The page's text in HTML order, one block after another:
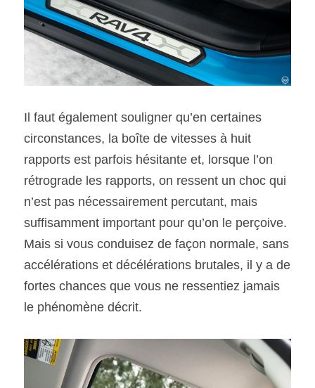
Il faut également souligner qu’en certaines
circonstances, la boîte de vitesses à huit
rapports est parfois hésitante et, lorsque l’on
rétrograde les rapports, on ressent un choc qui
n’est pas nécessairement percutant, mais
suffisamment important pour qu’on le perçoive.
Mais si vous conduisez de façon normale, sans
accélérations et décélérations brutales, il y a de
fortes chances que vous ne ressentiez jamais
le phénomène décrit.